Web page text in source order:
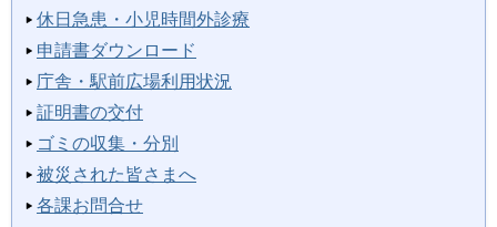
休日急患・小児時間外診療
申請書ダウンロード
庁舎・駅前広場利用状況
証明書の交付
ゴミの収集・分別
被災された皆さまへ
各課お問合せ